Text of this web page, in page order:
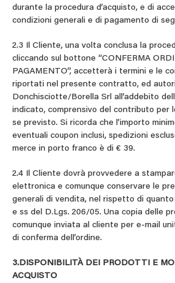
durante la procedura d’acquisto, e di
condizioni generali e di pagamento di
2.3 Il Cliente, una volta conclusa la
cliccando sul bottone “CONFERMA
PAGAMENTO”, accetterà i termini e le
riportati nel presente contratto, ed
Donchisciotte/Borella Srl all’addebito
indicato, comprensivo del contributo per
se previsto. Si ricorda che l’importo
eventuali coupon inclusi, spedizioni
merce in porto franco è di € 39.
2.4 Il Cliente dovrà provvedere a
elettronica e comunque conservare le
generali di vendita, nel rispetto di
e ss del D.Lgs. 206/05. Una copia delle
comunque inviata al cliente per e-mail
di conferma dell’ordine.
3.DISPONIBILITÀ DEI PRODOTTI E
ACQUISTO